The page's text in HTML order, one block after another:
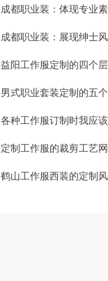
成都职业装：体现专业
成都职业装：展现绅士
益阳工作服定制的四个
鹤山工作服西装的定制